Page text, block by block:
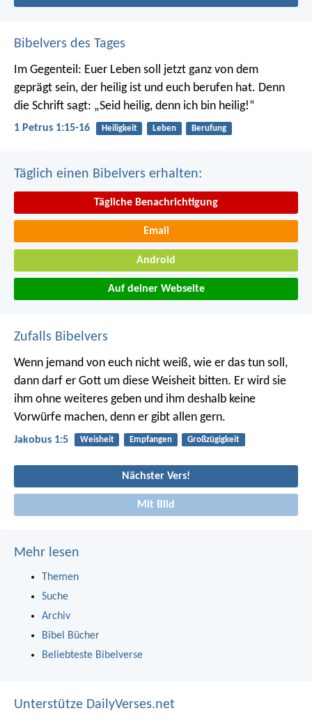
Bibelvers des Tages
Im Gegenteil: Euer Leben soll jetzt ganz von dem
geprägt sein, der heilig ist und euch berufen hat. Denn
die Schrift sagt: „Seid heilig, denn ich bin heilig!“
1 Petrus 1:15-16 Heiligkeit Leben Berufung
Täglich einen Bibelvers erhalten:
Tägliche Benachrichtigung
Email
Android
Auf deiner Webseite
Zufalls Bibelvers
Wenn jemand von euch nicht weiß, wie er das tun soll,
dann darf er Gott um diese Weisheit bitten. Er wird sie
ihm ohne weiteres geben und ihm deshalb keine
Vorwürfe machen, denn er gibt allen gern.
Jakobus 1:5 Weisheit Empfangen Großzügigkeit
Nächster Vers!
Mit Bild
Mehr lesen
Themen
Suche
Archiv
Bibel Bücher
Beliebteste Bibelverse
Unterstütze DailyVerses.net